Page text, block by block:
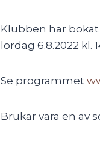
Klubben har
lördag 6.8.2022 kl.
Se programmet
Brukar vara en av